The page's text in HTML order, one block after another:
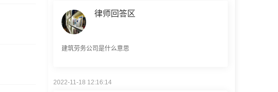
建筑劳务公司是什么意思
律师回答区